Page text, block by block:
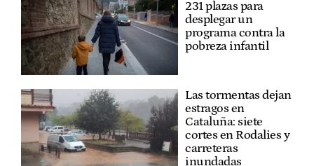
231 plazas para
desplegar un
programa contra la
pobreza infantil
Las tormentas dejan
estragos en
Cataluña: siete
cortes en Rodalies y
carreteras
inundadas